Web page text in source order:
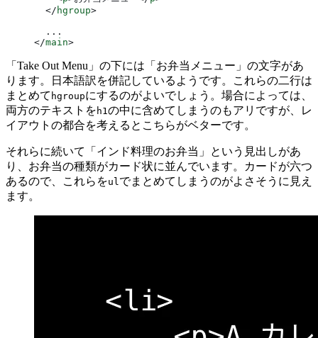
  </
hgroup>
  ...
</main>
「Take Out Menu」の下には「お弁当メニュー」の文字があ
ります。日本語訳を併記しているようです。これらの二行は
まとめて hgroupにするのがよいでしょう。場合によっては、
両方のテキストを h1 の中に含めてしまうのもアリですが、レ
イアウトの都合を考えるとこちらがベターです。
それらに続いて「インド料理のお弁当」という見出しがあ
り、お弁当の種類がカード状に並んでいます。カードが六つ
あるので、これらをul でまとめてしまうのがよさそうに見え
ます。